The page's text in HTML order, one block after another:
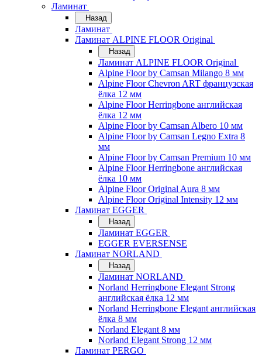
Ламинат
Назад
Ламинат
Ламинат ALPINE FLOOR Original
Назад
Ламинат ALPINE FLOOR Original
Alpine Floor by Camsan Milango 8 мм
Alpine Floor Chevron ART французская
ёлка 12 мм
Alpine Floor Herringbone английская
ёлка 12 мм
Alpine Floor by Camsan Albero 10 мм
Alpine Floor by Camsan Legno Extra 8
мм
Alpine Floor by Camsan Premium 10 мм
Alpine Floor Herringbone английская
ёлка 10 мм
Alpine Floor Original Aura 8 мм
Alpine Floor Original Intensity 12 мм
Ламинат EGGER
Назад
Ламинат EGGER
EGGER EVERSENSE
Ламинат NORLAND
Назад
Ламинат NORLAND
Norland Herringbone Elegant Strong
английская ёлка 12 мм
Norland Herringbone Elegant английская
ёлка 8 мм
Norland Elegant 8 мм
Norland Elegant Strong 12 мм
Ламинат PERGO